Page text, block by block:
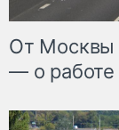
От Москвы
— о работе